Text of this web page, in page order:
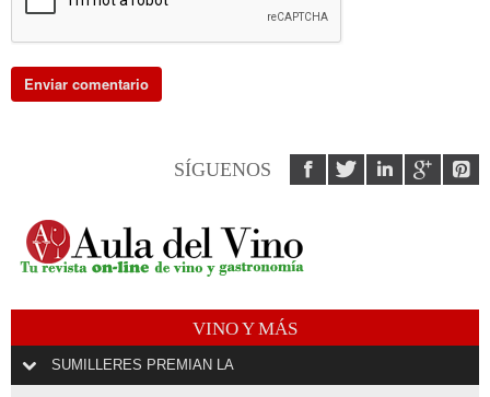
SÍGUENOS
VINO Y MÁS
SUMILLERES PREMIAN LA